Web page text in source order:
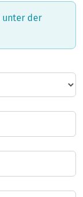
unter der